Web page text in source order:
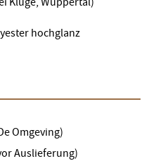
hochglanz
Omgeving)
Auslieferung)